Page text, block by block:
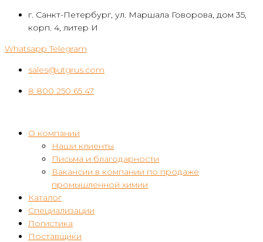
Перейтиг. Санкт-Петербург, ул. Маршала Говорова, дом 35,
корп. 4, литер И
Whatsapp Telegram
sales@utgrus.com
8 800 250 65 47
О компании
Наши клиенты
Письма и благодарности
Вакансии в компании по продаже
промышленной химии
Каталог
Специализации
Логистика
Поставщики